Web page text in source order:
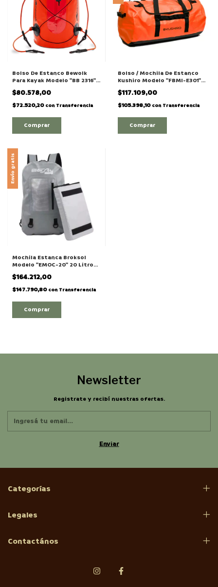
Bolso De Estanco Bewolk
Para Kayak Modelo "BB 2316"
De 16 Litros
$80.578,00
$72.520,20 con Transferencia
Comprar
Bolso / Mochila De Estanco
Kushiro Modelo "FBMI-E301"
De 30 Litros
$117.109,00
$105.398,10 con Transferencia
Envío gratis
Mochila Estanca Broksol
Modelo "EMOC-20" 20 Litros
Impermeable Con Porta
Notebook
$164.212,00
$147.790,80 con Transferencia
Comprar
Newsletter
Registrate y recibí nuestras ofertas.
Categorías
Legales
Contactános